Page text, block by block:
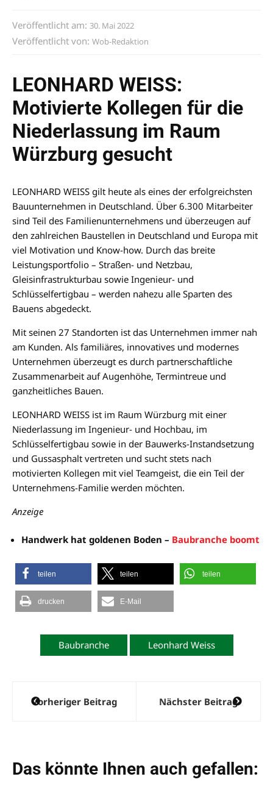
Veröffentlicht am: 30. Mai 2022
Veröffentlicht von: Wob-Redaktion
LEONHARD WEISS:
Motivierte Kollegen für die
Niederlassung im Raum
Würzburg gesucht
LEONHARD WEISS gilt heute als eines der erfolgreichsten
Bauunternehmen in Deutschland. Über 6.300 Mitarbeiter
sind Teil des Familienunternehmens und überzeugen auf
den zahlreichen Baustellen in Deutschland und Europa mit
viel Motivation und Know-how. Durch das breite
Leistungsportfolio – Straßen- und Netzbau,
Gleisinfrastrukturbau sowie Ingenieur- und
Schlüsselfertigbau – werden nahezu alle Sparten des
Bauens abgedeckt.
Mit seinen 27 Standorten ist das Unternehmen immer nah
am Kunden. Als familiäres, innovatives und modernes
Unternehmen überzeugt es durch partnerschaftliche
Zusammenarbeit auf Augenhöhe, Termintreue und
ganzheitliches Bauen.
LEONHARD WEISS ist im Raum Würzburg mit einer
Niederlassung im Ingenieur- und Hochbau, im
Schlüsselfertigbau sowie in der Bauwerks-Instandsetzung
und Gussasphalt vertreten und sucht stets nach
motivierten Kollegen mit viel Teamgeist, die ein Teil der
Unternehmens-Familie werden möchten.
Anzeige
Handwerk hat goldenen Boden – Baubranche boomt
teilen teilen teilen
drucken E-Mail
Baubranche Leonhard Weiss
Beitragsnavigation
Vorheriger Beitrag Nächster Beitrag
Das könnte Ihnen auch gefallen: